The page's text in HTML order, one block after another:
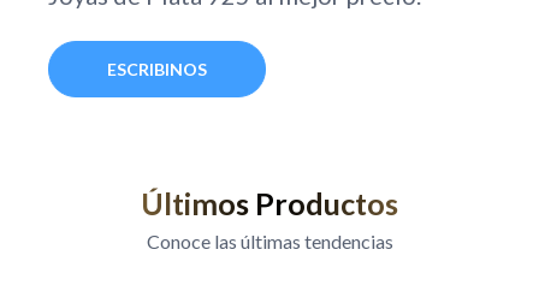
ESCRIBINOS
Últimos Productos
Conoce las últimas tendencias